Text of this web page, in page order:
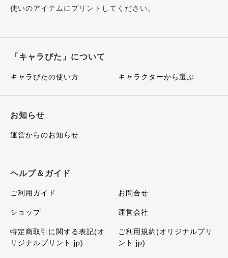
使いのアイテムにプリントしてください。
「キャラぴた」について
キャラぴたの使い方 キャラクターから選ぶ
お知らせ
運営からのお知らせ
ヘルプ＆ガイド
ご利用ガイド お問合せ
ショップ 運営会社
特定商取引に関する表記(オ
リジナルプリント.jp)
ご利用規約(オリジナルプリ
ント.jp)